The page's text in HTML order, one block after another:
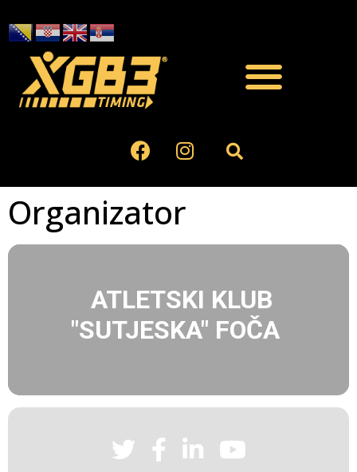
Organizator
ATLETSKI KLUB
"SUTJESKA" FOČA